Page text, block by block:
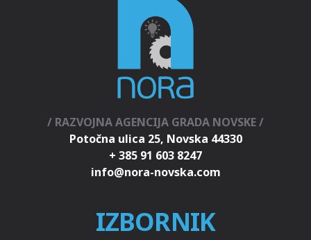
/ RAZVOJNA AGENCIJA GRADA NOVSKE /
Potočna ulica 25, Novska 44330
+ 385 91 603 8247
IZBORNIK